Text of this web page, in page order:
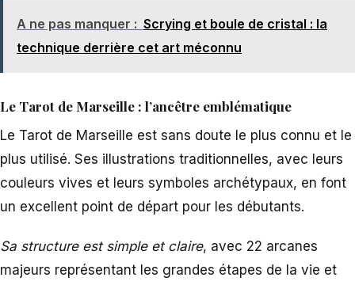
A ne pas manquer : Scrying et boule de cristal : la
technique derrière cet art méconnu
Le Tarot de Marseille : l’ancêtre emblématique
Le Tarot de Marseille est sans doute le plus connu et le
plus utilisé. Ses illustrations traditionnelles, avec leurs
couleurs vives et leurs symboles archétypaux, en font
un excellent point de départ pour les débutants.
Sa structure est simple et claire, avec 22 arcanes
majeurs représentant les grandes étapes de la vie et